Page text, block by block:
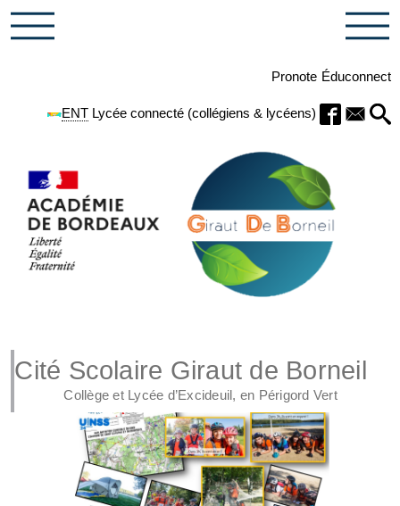
Pronote Éduconnect
ENTLycée connecté (collégiens & lycéens)
Cité Scolaire Giraut de Borneil
Collège et Lycée d’Excideuil, en Périgord Vert